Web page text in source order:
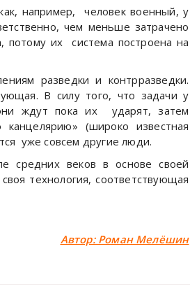
например,
человек военный, у
чем меньше затрачено
потому их
система построена на
разведки и контрразведки.
В силу того, что задачи у
ждут пока их
ударят, затем
(широко известная
уже совсем другие люди.
средних веков в основе своей
технология, соответствующая
Автор: Роман Мелёшин